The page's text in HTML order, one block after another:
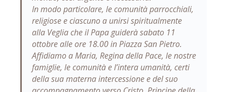
In modo particolare, le comunità parrocchiali,
religiose e ciascuno a unirsi spiritualmente
alla Veglia che il Papa guiderà sabato 11
ottobre alle ore 18.00 in Piazza San Pietro.
Affidiamo a Maria, Regina della Pace, le nostre
famiglie, le comunità e l’intera umanità, certi
della sua materna intercessione e del suo